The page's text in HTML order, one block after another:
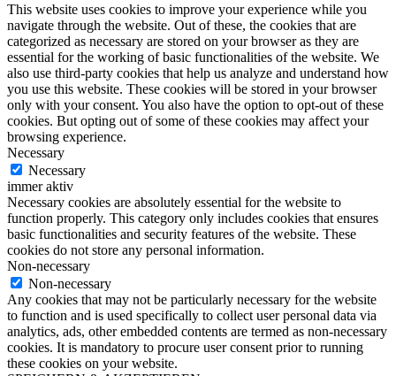
This website uses cookies to improve your experience while you
navigate through the website. Out of these, the cookies that are
categorized as necessary are stored on your browser as they are
essential for the working of basic functionalities of the website. We
also use third-party cookies that help us analyze and understand how
you use this website. These cookies will be stored in your browser
only with your consent. You also have the option to opt-out of these
cookies. But opting out of some of these cookies may affect your
browsing experience.
Necessary
Necessary
immer aktiv
Necessary cookies are absolutely essential for the website to
function properly. This category only includes cookies that ensures
basic functionalities and security features of the website. These
cookies do not store any personal information.
Non-necessary
Non-necessary
Any cookies that may not be particularly necessary for the website
to function and is used specifically to collect user personal data via
analytics, ads, other embedded contents are termed as non-necessary
cookies. It is mandatory to procure user consent prior to running
these cookies on your website.